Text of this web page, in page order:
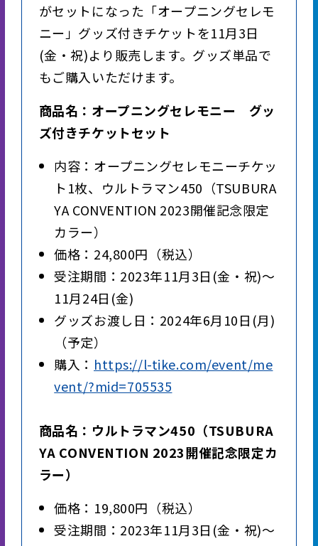
がセットになった「オープニングセレモ
ニー」グッズ付きチケットを11月3日
(金・祝)より販売します。グッズ単品で
もご購入いただけます。
商品名：オープニングセレモニー グッ
ズ付きチケットセット
内容：オープニングセレモニーチケッ
ト1枚、ウルトラマン450（TSUBURA
YA CONVENTION 2023開催記念限定
カラー）
価格：24,800円（税込）
受注期間：2023年11月3日(金・祝)～
11月24日(金)
グッズお渡し日：2024年6月10日(月)
（予定）
購入： https://l-tike.com/event/me
vent/?mid=705535
商品名：ウルトラマン450（TSUBURA
YA CONVENTION 2023開催記念限定カ
ラー）
価格：19,800円（税込）
受注期間：2023年11月3日(金・祝)～